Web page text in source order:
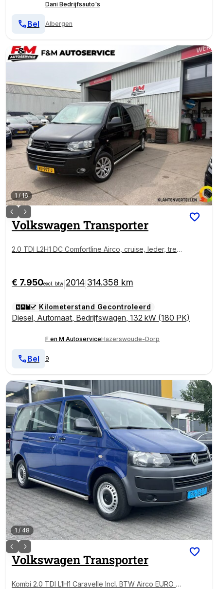
Dani Bedrijfsauto's
Albergen
Bel
1 /16
VolkswagenTransporter
2.0 TDI L2H1 DC Comfortline Airco, cruise, leder, trek
€ 7.950excl. btw 2014 314.358 km
Kilometerstand Gecontroleerd
Diesel, Automaat, Bedrijfswagen, 132 kW (180 PK)
F en M AutoserviceHazerswoude-Dorp
9
Bel
1 / 48
VolkswagenTransporter
Kombi 2.0 TDI L1H1 Caravelle Incl. BTW Airco EURO 5